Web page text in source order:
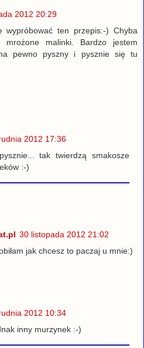
2012 20:29
wypróbować ten przepis:-) Chyba
mrożone malinki. Bardzo jestem
pewno pyszny i pysznie się tu
2012 17:36
tak twierdzą smakosze
:-)
30 listopada 2012 21:02
jak chcesz to paczaj u mnie:)
2012 10:34
inny murzynek :-)